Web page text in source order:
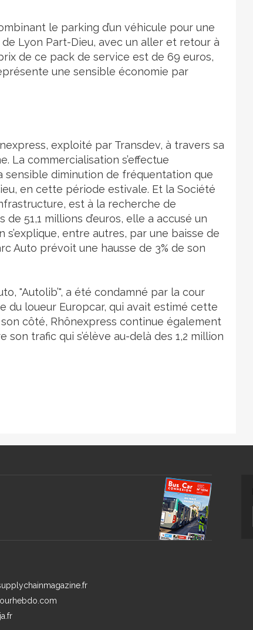
le parking d’un véhicule pour une
Lyon Part-Dieu, avec un aller et retour à
de ce pack de service est de 69 euros,
une sensible économie par
exploité par Transdev, à travers sa
La commercialisation s’effectue
sensible diminution de fréquentation que
en cette période estivale. Et la Société
est à la recherche de
51,1 millions d’euros, elle a accusé un
s’explique, entre autres, par une baisse de
Auto prévoit une hausse de 3% de son
"Autolib’", a été condamné par la cour
du loueur Europcar, qui avait estimé cette
côté, Rhônexpress continue également
trafic qui s’élève au-delà des 1,2 million